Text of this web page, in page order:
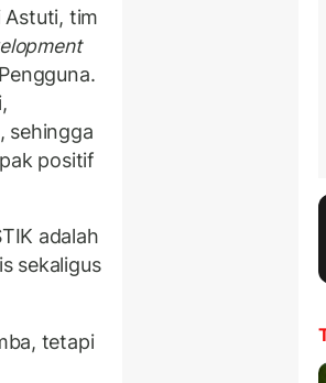
Astuti, tim
sehingga
positif
adalah
sekaligus
tetapi